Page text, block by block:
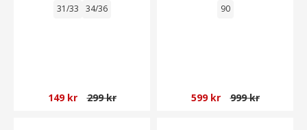
31/33 34/36
149 kr 299 kr
90
599 kr 999 kr